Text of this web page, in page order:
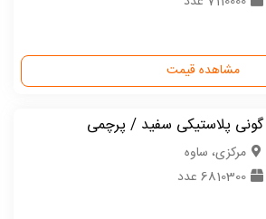
مشاهده قیمت
گونی پلاستیکی سفید / پرچمی
مركزی، ساوه
6810300 عدد